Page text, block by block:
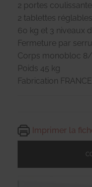
2 portes
2 tablettes
60 kg et 3 niveaux
Fermeture par
Corps monobloc
Poids 45 kg
Fabrication FRANCE
Imprimer la